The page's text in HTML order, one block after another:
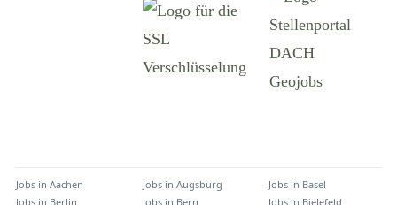
Jobs in Aachen Jobs in Augsburg Jobs in Basel
Jobs in Berlin Jobs in Bern Jobs in Bielefeld